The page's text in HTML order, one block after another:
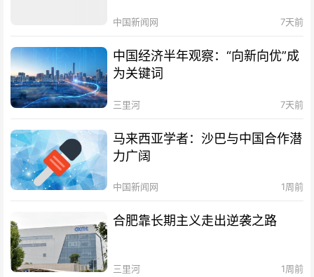
中国新闻网 7天前
中国经济半年观察：“向新向优”成
为关键词
三里河 7天前
马来西亚学者：沙巴与中国合作潜
力广阔
中国新闻网 1周前
合肥靠长期主义走出逆袭之路
三里河 1周前